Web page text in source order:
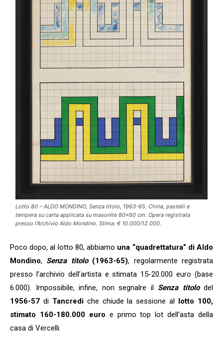
Lotto 80 – ALDO MONDINO, Senza titolo, 1963-65. China, pastelli e
tempera su carta applicata su masonite 80×60 cm. Opera registrata
presso l’Archivio Aldo Mondino. Stima: € 10.000/12.000.
Poco dopo, al lotto 80, abbiamo una “quadrettatura” di Aldo
Mondino, Senza titolo(1963-65), regolarmente registrata
presso l’archivio dell’artista e stimata 15-20.000 euro (base
6.000). Impossibile, infine, non segnalre il Senza titolodel
1956-57 di Tancrediche chiude la sessione al lotto 100,
stimato 160-180.000 euro e primo top lot dell’asta della
casa di Vercelli.